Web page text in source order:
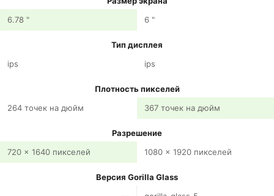
6.78 "
6 "
Тип дисплея
ips
ips
Плотность пикселей
264 точек на дюйм
367 точек на дюйм
Разрешение
720 x 1640 пикселей
1080 x 1920 пикселей
Версия Gorilla Glass